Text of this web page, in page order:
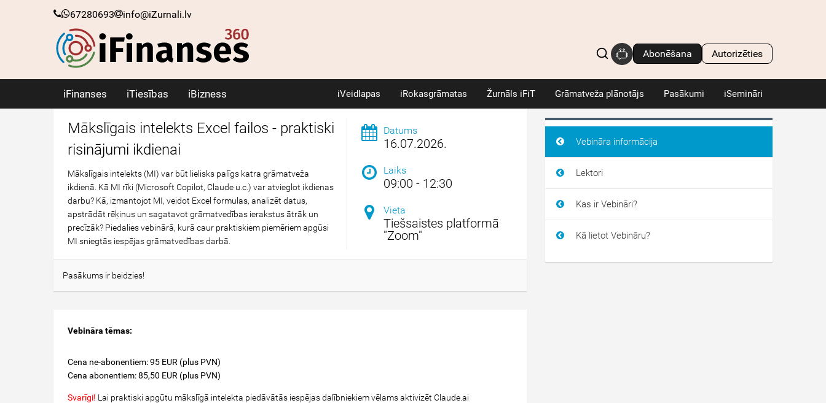
67280693 info@iZurnali.lv
Abonēšana Autorizēties
iFinanses iTiesības iBizness iVeidlapas iRokasgrāmatas Žurnāls iFiT Grāmatveža plānotājs Pasākumi iSemināri
Mākslīgais intelekts Excel failos - praktiski
risinājumi ikdienai
Mākslīgais intelekts (MI) var būt lielisks palīgs katra grāmatveža
ikdienā. Kā MI rīki (Microsoft Copilot, Claude u.c.) var atvieglot ikdienas
darbu? Kā, izmantojot MI, veidot Excel formulas, analizēt datus,
apstrādāt rēķinus un sagatavot grāmatvedības ierakstus ātrāk un
precīzāk? Piedalies vebinārā, kurā caur praktiskiem piemēriem apgūsi
MI sniegtās iespējas grāmatvedības darbā.
Datums
16.07.2026.
Laiks
09:00 - 12:30
Vieta
Tiešsaistes platformā
"Zoom"
Pasākums ir beidzies!
Vebināra tēmas:
Cena ne-abonentiem: 95 EUR (plus PVN)
Cena abonentiem: 85,50 EUR (plus PVN)
Svarīgi! Lai praktiski apgūtu mākslīgā intelekta piedāvātās iespējas dalībniekiem vēlams aktivizēt Claude.ai
Vebināra informācija
Lektori
Kas ir Vebināri?
Kā lietot Vebināru?